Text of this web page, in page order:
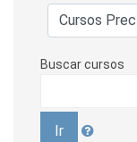
Buscar cursos
Ir